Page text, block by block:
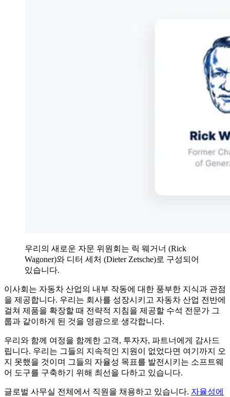
우리의 새로운 자문 위원회는 릭 웨거너 (Rick
Wagoner)와 디터 세처 (Dieter Zetsche)로 구성되어
있습니다.
이사회는 자동차 산업의 내부 작동에 대한 풍부한 지식과 관점
을 제공합니다. 우리는 회사를 성장시키고 자동차 산업 전반에
걸쳐 제품을 확장할 때 전략적 지침을 제공할 수석 전문가 그
룹과 같이하게 된 것을 영광으로 생각합니다.
우리와 함께 여정을 함께한 고객, 투자자, 파트너에게 감사드
립니다. 우리는 그들의 지속적인 지원이 없었다면 여기까지 오
지 못했을 것이며 그들의 자율성 목표를 발전시키는 소프트웨
어 도구를 구축하기 위해 최선을 다하고 있습니다.
글로벌 사무실 전체에서 직원을 채용하고 있습니다. 자율성에